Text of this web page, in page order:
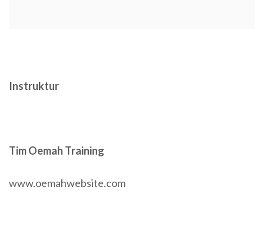
Instruktur
Tim Oemah Training
www.oemahwebsite.com